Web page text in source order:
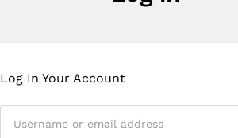
Log In Your Account